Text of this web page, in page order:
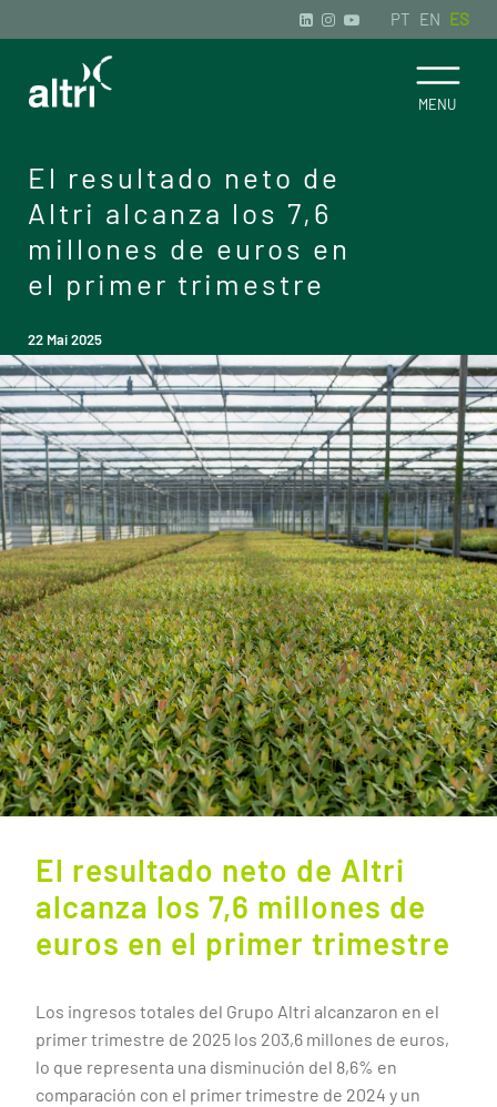
PT EN ES
El resultado neto de
Altri alcanza los 7,6
millones de euros en
el primer trimestre
22 Mai 2025
El resultado neto de Altri
alcanza los 7,6 millones de
euros en el primer trimestre
Los ingresos totales del Grupo Altri alcanzaron en el
primer trimestre de 2025 los 203,6 millones de euros,
lo que representa una disminución del 8,6% en
comparación con el primer trimestre de 2024 y un